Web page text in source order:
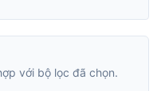
với bộ lọc đã chọn.